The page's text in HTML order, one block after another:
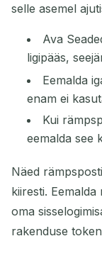
selle asemel
Ava
ligipääs,
Eemalda
enam ei
Kui
eemalda see
Näed
kiiresti.
oma
rakenduse